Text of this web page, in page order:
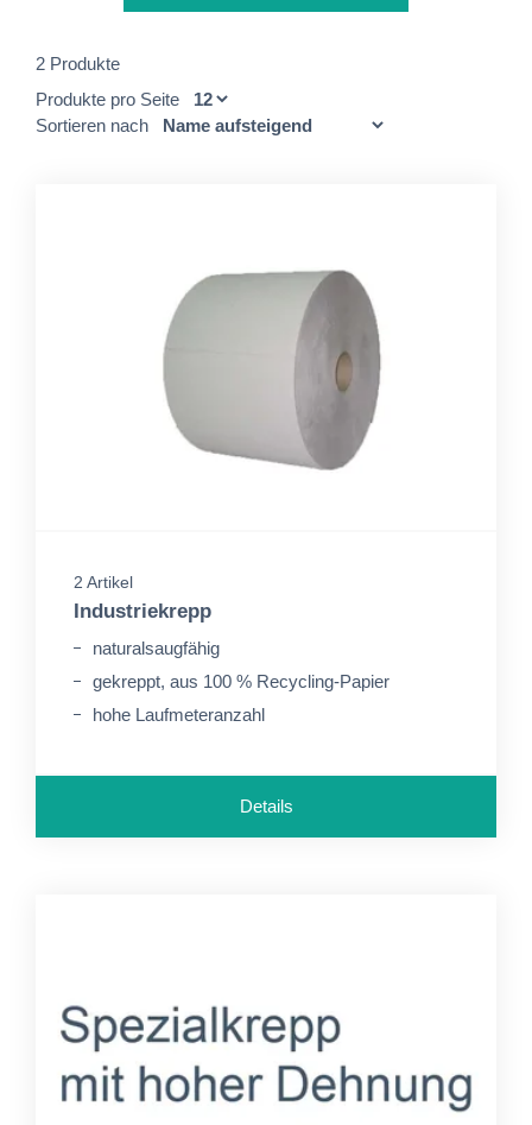
2 Produkte
Produkte pro Seite
Sortieren nach
2 Artikel
Industriekrepp
naturalsaugfähig
gekreppt, aus 100 % Recycling-Papier
hohe Laufmeteranzahl
Details